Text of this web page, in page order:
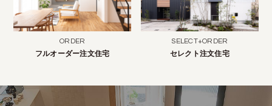
ORDER
フルオーダー注文住宅
SELECT+ORDER
セレクト注文住宅